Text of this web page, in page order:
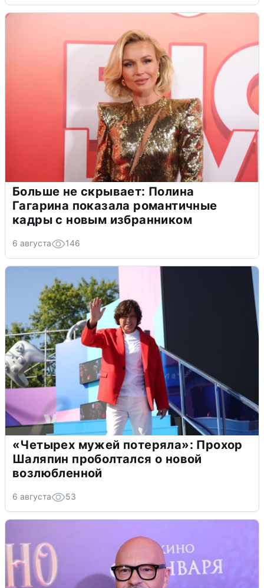
Больше не скрывает: Полина
Гагарина показала романтичные
кадры с новым избранником
6 августа 146
«Четырех мужей потеряла»: Прохор
Шаляпин проболтался о новой
возлюбленной
6 августа 53